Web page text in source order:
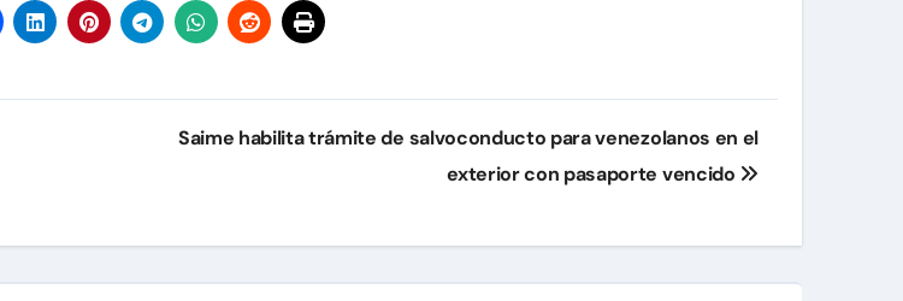
Saime habilita trámite de salvoconducto para venezolanos en el
exterior con pasaporte vencido